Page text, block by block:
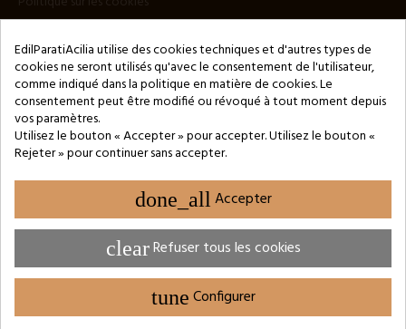
Copyright © 2024 by 3Enne s.r.l.s. P.IVA/C.F.: 13466181008
Numéro d'enregistrement REA : RM-1449325 - Registre du
Commerce de Rome
Website Developed by M.Borzacchini - TestSide
PARAMÈTRES DES COOKIES
EdilParatiAcilia utilise des cookies techniques et d'autres types de
cookies ne seront utilisés qu'avec le consentement de l'utilisateur,
comme indiqué dans la politique en matière de cookies. Le
consentement peut être modifié ou révoqué à tout moment depuis
vos paramètres.
Utilisez le bouton « Accepter » pour accepter. Utilisez le bouton «
Rejeter » pour continuer sans accepter.
done_all Accepter
clearRefuser tous les cookies
tuneConfigurer